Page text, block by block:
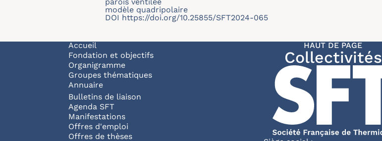
modèle quadripolaire
DOI https://doi.org/10.25855/SFT2024-065
Navigation principale
Accueil
Fondation et objectifs
Organigramme
Groupes thématiques
Annuaire
Bulletins de liaison
Agenda SFT
Manifestations
Offres d'emploi
Offres de thèses
HAUT DE PAGE
Collectivités